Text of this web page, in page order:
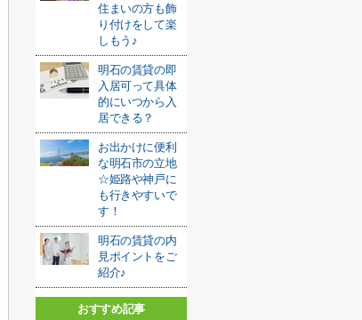
住まいの方も飾
り付けをして楽
しもう♪
明石の賃貸の即
入居可って具体
的にいつから入
居できる？
お出かけに便利
な明石市の立地
☆姫路や神戸に
も行きやすいで
す！
明石の賃貸の内
見ポイントをご
紹介♪
おすすめ記事